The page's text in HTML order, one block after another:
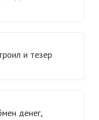
и тезер
денег,